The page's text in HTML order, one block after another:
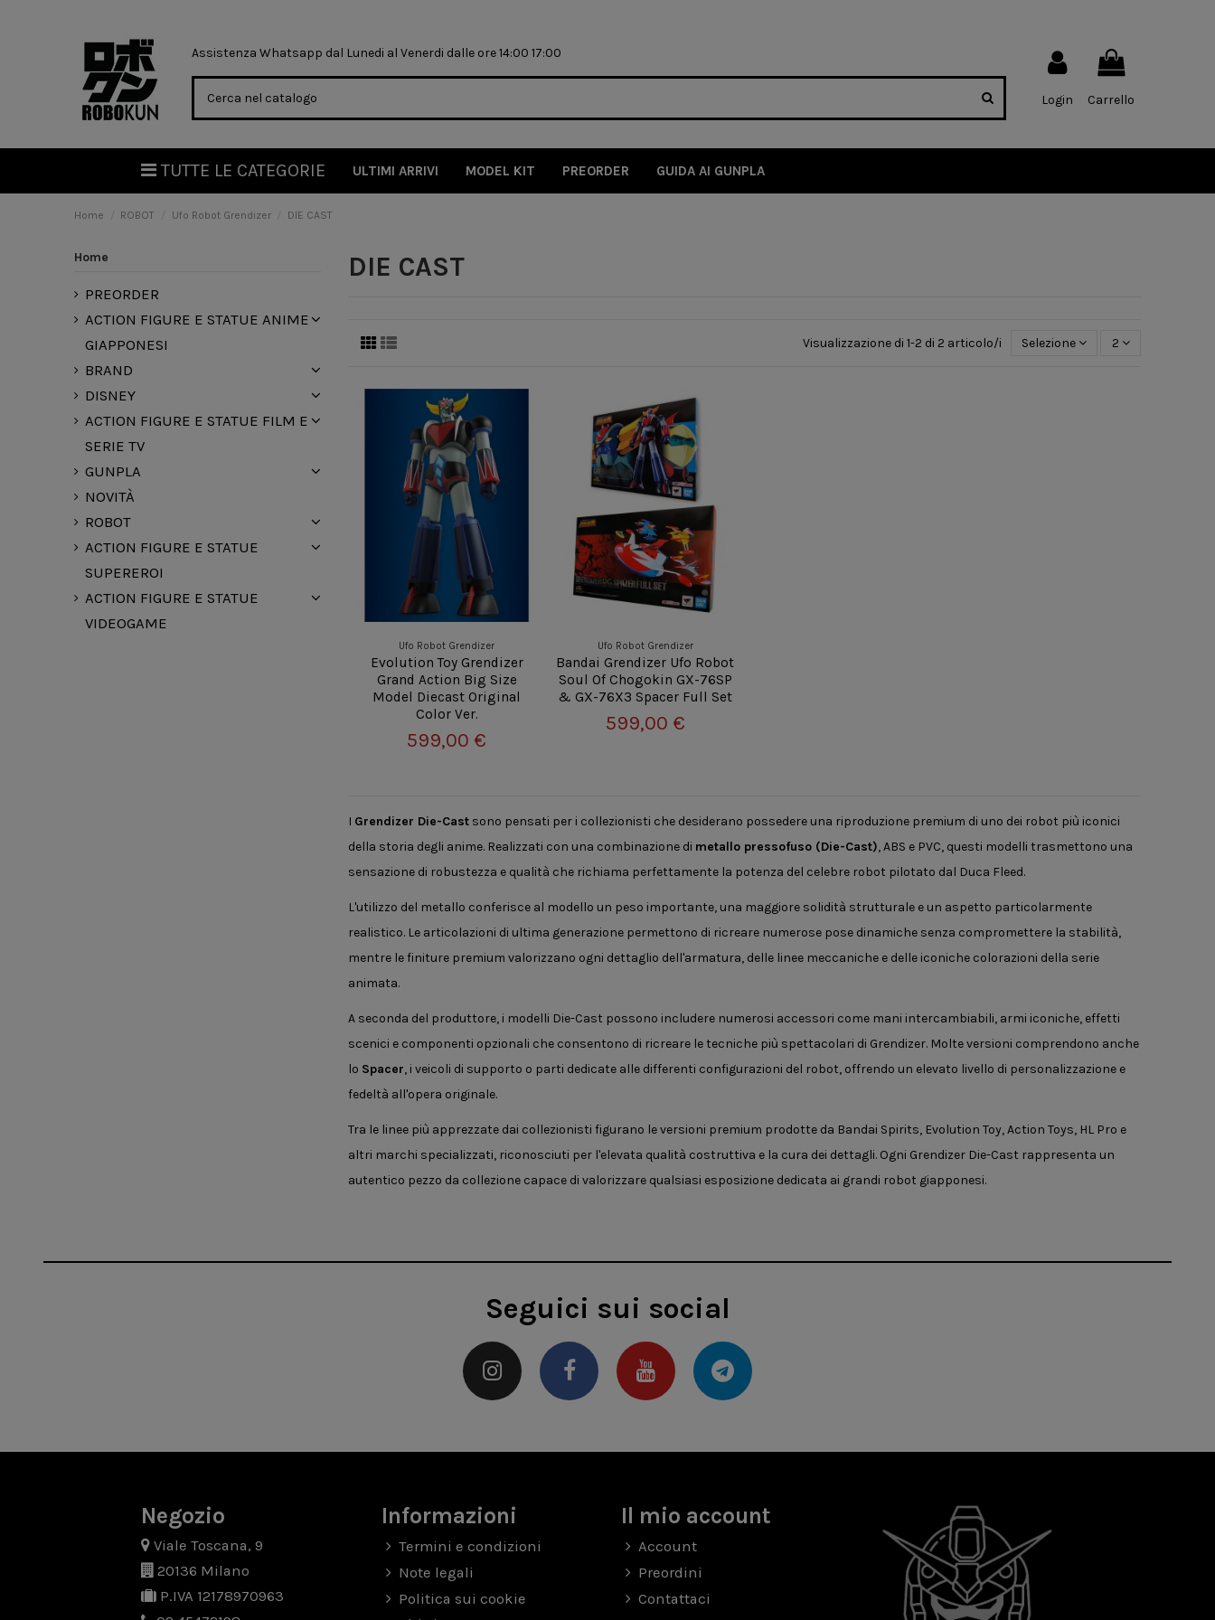
Assistenza Whatsapp dal Lunedi al Venerdi dalle ore 14:00 17:00
Login Carrello
TUTTE LE CATEGORIE ULTIMI ARRIVI MODEL KIT PREORDER GUIDA AI GUNPLA
Home ROBOT Ufo Robot Grendizer DIE CAST
DIE CAST
Visualizzazione di 1-2 di 2 articolo/i Selezione 2
Ufo Robot Grendizer
Evolution Toy Grendizer
Grand Action Big Size
Model Diecast Original
Color Ver.
599,00 €
Ufo Robot Grendizer
Bandai Grendizer Ufo Robot
Soul Of Chogokin GX-76SP
& GX-76X3 Spacer Full Set
599,00 €
I Grendizer Die-Castsono pensati per i collezionisti che desiderano possedere una riproduzione premium di uno dei robot più iconici
della storia degli anime. Realizzati con una combinazione di metallo pressofuso (Die-Cast), ABS e PVC, questi modelli trasmettono una
sensazione di robustezza e qualità che richiama perfettamente la potenza del celebre robot pilotato dal Duca Fleed.
L'utilizzo del metallo conferisce al modello un peso importante, una maggiore solidità strutturale e un aspetto particolarmente
realistico. Le articolazioni di ultima generazione permettono di ricreare numerose pose dinamiche senza compromettere la stabilità,
mentre le finiture premium valorizzano ogni dettaglio dell'armatura, delle linee meccaniche e delle iconiche colorazioni della serie
animata.
A seconda del produttore, i modelli Die-Cast possono includere numerosi accessori come mani intercambiabili, armi iconiche, effetti
scenici e componenti opzionali che consentono di ricreare le tecniche più spettacolari di Grendizer. Molte versioni comprendono anche
lo Spacer, i veicoli di supporto o parti dedicate alle differenti configurazioni del robot, offrendo un elevato livello di personalizzazione e
fedeltà all'opera originale.
Tra le linee più apprezzate dai collezionisti figurano le versioni premium prodotte da Bandai Spirits, Evolution Toy, Action Toys, HL Pro e
altri marchi specializzati, riconosciuti per l'elevata qualità costruttiva e la cura dei dettagli. Ogni Grendizer Die-Cast rappresenta un
autentico pezzo da collezione capace di valorizzare qualsiasi esposizione dedicata ai grandi robot giapponesi.
Home
PREORDER
ACTION FIGURE E STATUE ANIME
GIAPPONESI
BRAND
DISNEY
ACTION FIGURE E STATUE FILM E
SERIE TV
GUNPLA
NOVITÀ
ROBOT
ACTION FIGURE E STATUE
SUPEREROI
ACTION FIGURE E STATUE
VIDEOGAME
Seguici sui social
Negozio
Viale Toscana, 9
20136 Milano
P.IVA 12178970963
Informazioni
Termini e condizioni
Note legali
Politica sui cookie
Il mio account
Account
Preordini
Contattaci